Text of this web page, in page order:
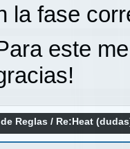
la fase
este
Reglas / Re:Heat